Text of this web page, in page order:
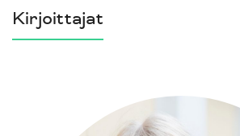
Kirjoittajat